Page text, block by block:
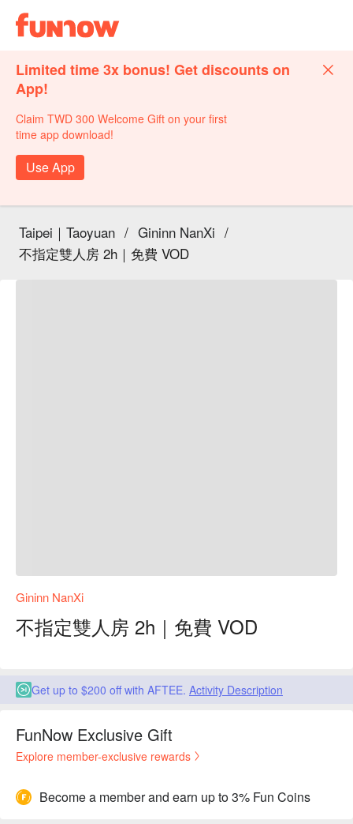
Limited time 3x bonus! Get discounts on
App!
Claim TWD 300 Welcome Gift on your first
time app download!
Use App
Taipei｜Taoyuan / Gininn NanXi /
不指定雙人房 2h｜免費 VOD
Gininn NanXi
不指定雙人房 2h｜免費 VOD
Get up to $200 off with AFTEE. Activity Description
FunNow Exclusive Gift
Explore member-exclusive rewards
Become a member and earn up to 3% Fun Coins